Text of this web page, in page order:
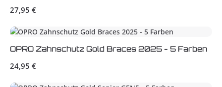
Regulärer Preis:
27,95 €
OPRO Zahnschutz Gold Braces 2025 - 5 Farben
Regulärer Preis:
24,95 €